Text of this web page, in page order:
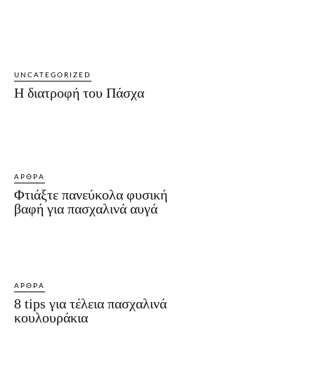
UNCATEGORIZED
Η διατροφή του Πάσχα
ΆΡΘΡΑ
Φτιάξτε πανεύκολα φυσική
βαφή για πασχαλινά αυγά
ΆΡΘΡΑ
8 tips για τέλεια πασχαλινά
κουλουράκια